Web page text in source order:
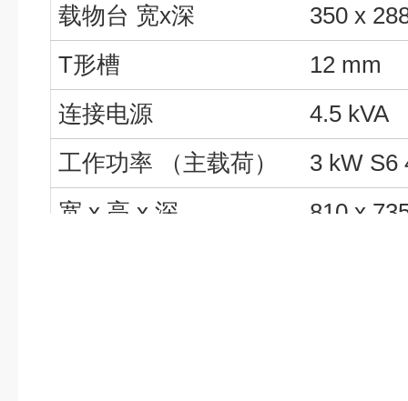
载物台 宽x深
350 x
T形槽
12 mm
连接电源
4.5 kVA
工作功率 （主载荷）
3 kW S6
宽 x 高 x 深
810 x